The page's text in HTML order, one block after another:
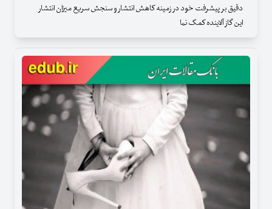
دقیق بر پیشرفت خود در زمینه کاهش انتشار و سنجش سریع میزان انتشار
این گاز آلاینده کمک نما